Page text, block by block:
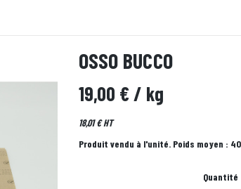
OSSO BUCCO
19,00 €/ kg
18,01 € HT
Produit vendu à l'unité. Poids moyen :
Quantité